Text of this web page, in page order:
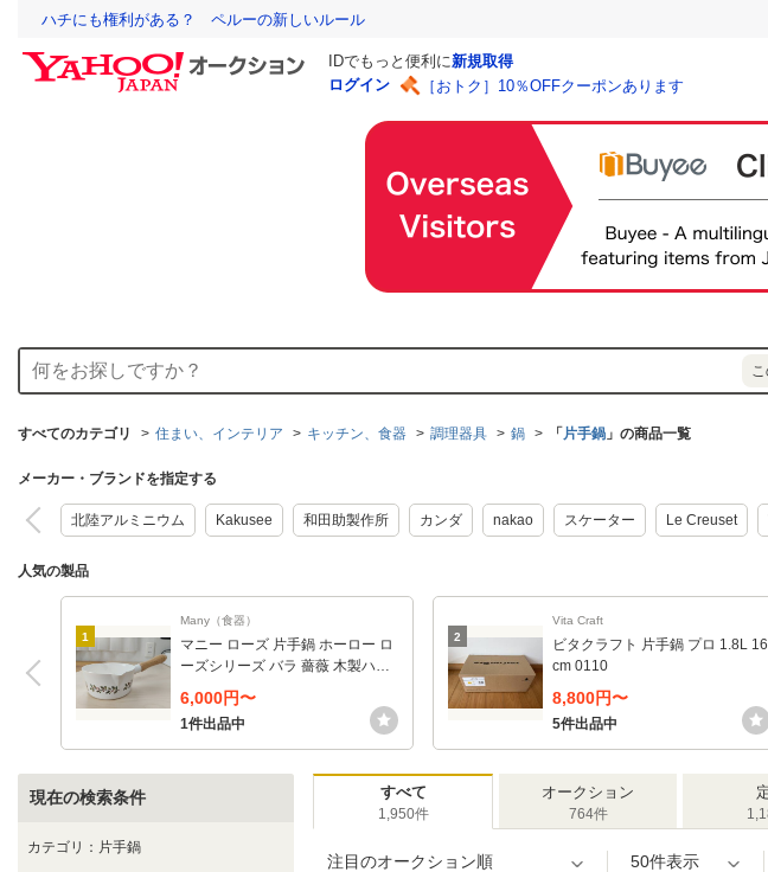
ハチにも権利がある？ ペルーの新しいルール
IDでもっと便利に新規取得
ログイン
［おトク］10％OFFクーポンあります
すべてのカテゴリ 住まい、インテリア キッチン、食器 調理器具 鍋 「 片手鍋 」の商品一覧
メーカー・ブランドを指定する
北陸アルミニウム Kakusee 和田助製作所 カンダ nakao スケーター Le Creuset
人気の製品
1
Many（食器）
マニー ローズ 片手鍋 ホーロー ロ
ーズシリーズ バラ 薔薇 木製ハン
ドル ミルクパン （ローズ）
6,000円〜
1件出品中
2
Vita Craft
ビタクラフト 片手鍋 プロ 1.8L 16
cm 0110
8,800円〜
5件出品中
現在の検索条件
カテゴリ：片手鍋
すべて
1,950件
オークション
764件
注目のオークション順 50件表示